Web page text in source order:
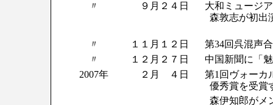
〃
９月２４日
大和ミュージ
森敦志が初出
〃 １１月１２日
第34回呉混声
〃
１２月２７日
中国新聞に「
2007年
２月 ４日
第1回ヴォー
優秀賞を受賞
森伊知郎がメ